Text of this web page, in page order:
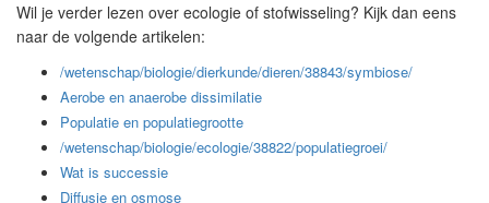
Wil je verder lezen over ecologie of stofwisseling? Kijk dan eens
naar de volgende artikelen:
/wetenschap/biologie/dierkunde/dieren/38843/symbiose/
Aerobe en anaerobe dissimilatie
Populatie en populatiegrootte
/wetenschap/biologie/ecologie/38822/populatiegroei/
Wat is successie
Diffusie en osmose